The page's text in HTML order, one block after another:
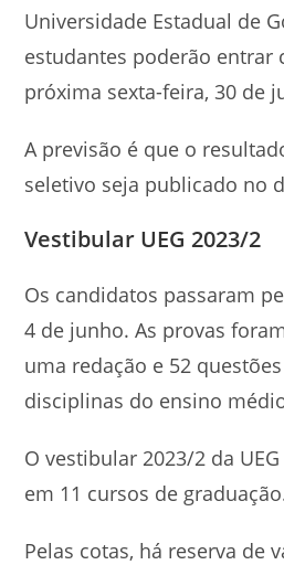
Universidade Estadual de
estudantes poderão entrar
próxima sexta-feira, 30 de
A previsão é que o
seletivo seja publicado no
Vestibular UEG 2023/2
Os candidatos passaram
4 de junho. As provas
uma redação e 52
disciplinas do ensino
O vestibular 2023/2 da
em 11 cursos de
Pelas cotas, há reserva de